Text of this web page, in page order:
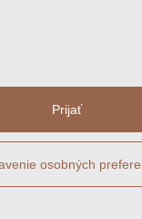
Prijať
osobných